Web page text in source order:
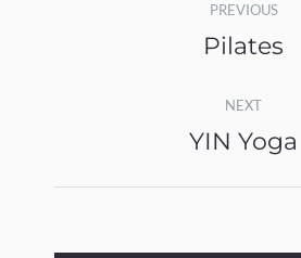
navigation
PREVIOUS
Previous
Pilates
NEXT
Next
YIN Yoga